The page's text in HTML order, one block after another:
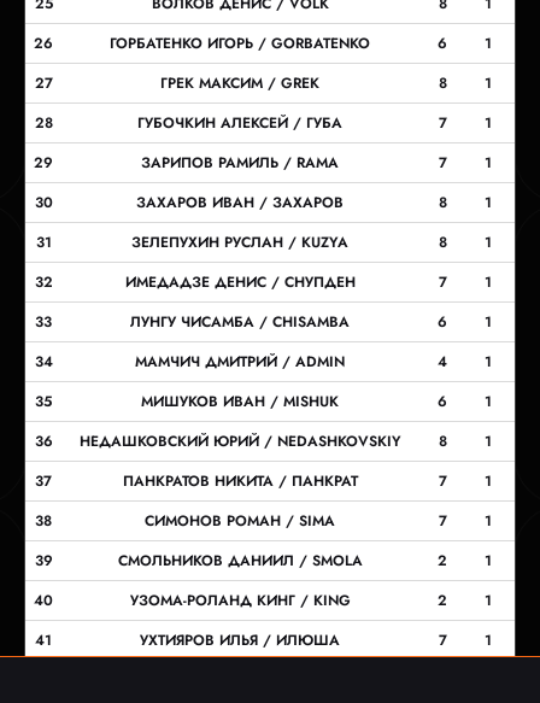
26
ГОРБАТЕНКО ИГОРЬ / GORBATENKO 6
1
27
ГРЕК МАКСИМ / GREK 8
1
28
ГУБОЧКИН АЛЕКСЕЙ / ГУБА 7
1
29
ЗАРИПОВ РАМИЛЬ / RAMA 7
1
30
ЗАХАРОВ ИВАН / ЗАХАРОВ 8
1
31
ЗЕЛЕПУХИН РУСЛАН / KUZYA 8
1
32
ИМЕДАДЗЕ ДЕНИС / СНУПДЕН 7
1
33
ЛУНГУ ЧИСАМБА / CHISAMBA 6
1
34
МАМЧИЧ ДМИТРИЙ / ADMIN 4
1
35
МИШУКОВ ИВАН / MISHUK 6
1
36
НЕДАШКОВСКИЙ ЮРИЙ / NEDASHKOVSKIY 8
1
37
ПАНКРАТОВ НИКИТА / ПАНКРАТ 7
1
38
СИМОНОВ РОМАН / SIMA 7
1
39
СМОЛЬНИКОВ ДАНИИЛ / SMOLA 2
1
40
УЗОМА-РОЛАНД КИНГ / KING 2
1
41
УХТИЯРОВ ИЛЬЯ / ИЛЮША 7
1